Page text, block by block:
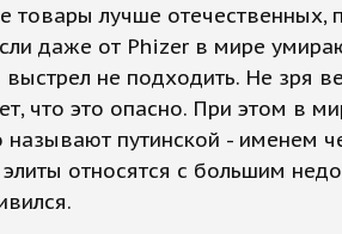
товары лучше отечественных,
даже от Phizer в мире
не подходить. Не зря
что это опасно. При этом в
путинской - именем
относятся с большим